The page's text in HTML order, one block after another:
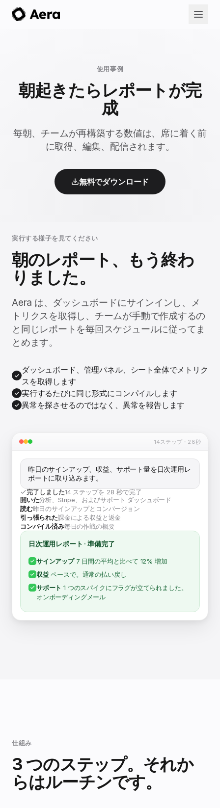
使用事例
朝起きたらレポートが完
成
毎朝、チームが再構築する数値は、席に着く前
に取得、編集、配信されます。
無料でダウンロード
実行する様子を見てください
朝のレポート、もう終わ
りました。
Aera は、ダッシュボードにサインインし、メ
トリクスを取得し、チームが手動で作成するの
と同じレポートを毎回スケジュールに従ってま
とめます。
ダッシュボード、管理パネル、シート全体でメトリク
スを取得します
実行するたびに同じ形式にコンパイルします
異常を探させるのではなく、異常を報告します
14ステップ・28秒
昨日のサインアップ、収益、サポート量を日次運用レ
ポートに取り込みます。
完了しました14 ステップを 28 秒で完了
開いた分析、Stripe、およびサポート ダッシュボード
読む昨日のサインアップとコンバージョン
引っ張られた課金による収益と返金
コンパイル済み毎日の作戦の概要
日次運用レポート · 準備完了
サインアップ 7 日間の平均と比べて 12% 増加
収益 ペースで。通常の払い戻し
サポート 1 つのスパイクにフラグが立てられました。
オンボーディングメール
仕組み
3 つのステップ。それか
らはルーチンです。